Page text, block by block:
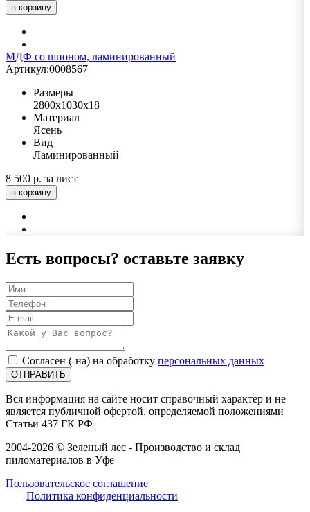
в корзину
МДФ со шпоном, ламинированный
Артикул:0008567
Размеры
2800х1030х18
Материал
Ясень
Вид
Ламинированный
8 500 р. за лист
в корзину
Есть вопросы? оставьте заявку
Согласен (-на) на обработку персональных данных
ОТПРАВИТЬ
Вся информация на сайте носит справочный характер и не
является публичной офертой, определяемой положениями
Статьи 437 ГК РФ
2004-2026 © Зеленый лес - Производство и склад
пиломатериалов в Уфе
Пользовательское соглашение
Политика конфиденциальности